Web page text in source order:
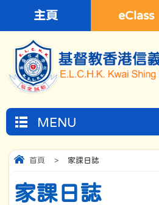
主頁 eClass
MENU
首頁 > 家課日誌
家課日誌